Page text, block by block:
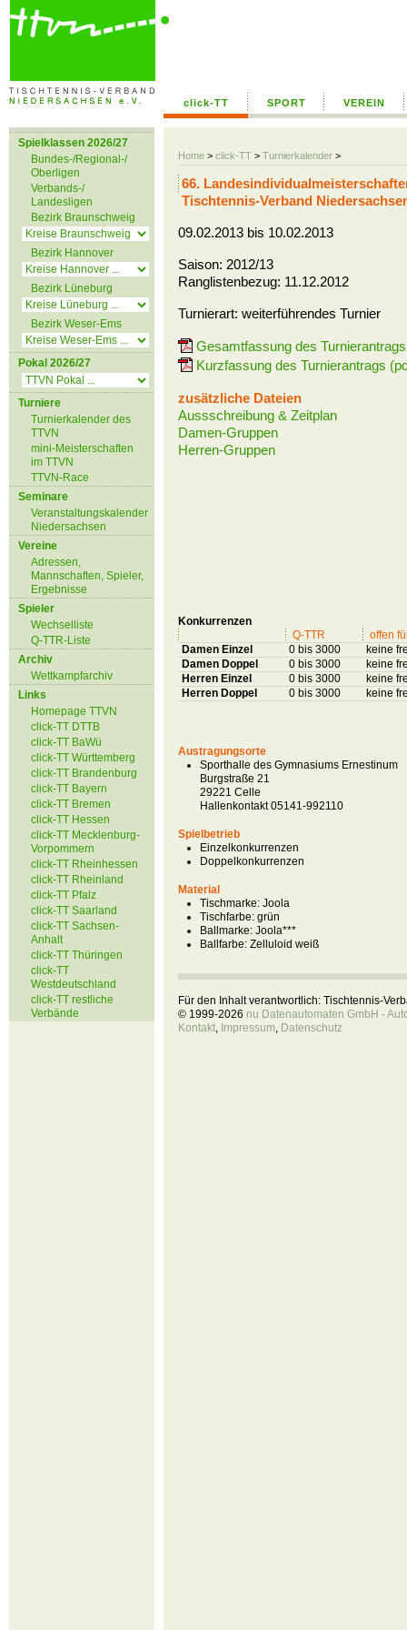
click-TT SPORT VEREIN
Home > click-TT > Turnierkalender >
Spielklassen 2026/27
Bundes-/Regional-/
Oberligen
Verbands-/
Landesligen
Bezirk Braunschweig
Bezirk Hannover
Bezirk Lüneburg
Bezirk Weser-Ems
Pokal 2026/27
Turniere
Turnierkalender des
TTVN
mini-Meisterschaften
im TTVN
TTVN-Race
Seminare
Veranstaltungskalender
Niedersachsen
Vereine
Adressen,
Mannschaften, Spieler,
Ergebnisse
Spieler
Wechselliste
Q-TTR-Liste
Archiv
Wettkampfarchiv
Links
Homepage TTVN
click-TT DTTB
click-TT BaWü
click-TT Württemberg
click-TT Brandenburg
click-TT Bayern
click-TT Bremen
click-TT Hessen
click-TT Mecklenburg-
Vorpommern
click-TT Rheinhessen
click-TT Rheinland
click-TT Pfalz
click-TT Saarland
click-TT Sachsen-
Anhalt
click-TT Thüringen
click-TT
Westdeutschland
click-TT restliche
Verbände
66.
Tischtennis-Verband
09.02.2013 bis 10.02.2013
Saison: 2012/13
Ranglistenbezug: 11.12.2012
Turnierart: weiterführendes Turnier
Gesamtfassung des
Kurzfassung des Turnierantrags
zusätzliche Dateien
Aussschreibung & Zeitplan
Damen-Gruppen
Herren-Gruppen
Konkurrenzen
Q-TTR
offen
Damen Einzel
0 bis 3000
keine
Damen Doppel
0 bis 3000
keine
Herren Einzel
0 bis 3000
keine
Herren Doppel
0 bis 3000 keine
Austragungsorte
Sporthalle des Gymnasiums Ernestinum
Burgstraße 21
29221 Celle
Hallenkontakt 05141-992110
Spielbetrieb
Einzelkonkurrenzen
Doppelkonkurrenzen
Material
Tischmarke: Joola
Tischfarbe: grün
Ballmarke: Joola***
Ballfarbe: Zelluloid weiß
Für den Inhalt verantwortlich: Tischtennis-
© 1999-2026 nu Datenautomaten GmbH -
Kontakt, Impressum, Datenschutz